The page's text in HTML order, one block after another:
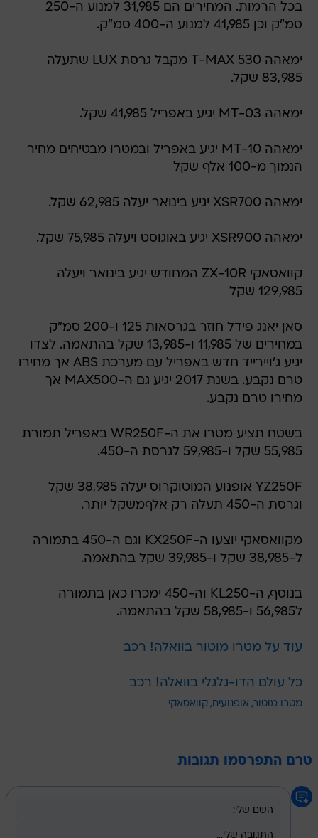
בכל הרמות. המחירים הם 31,985 למנוע ה-250
סמ"ק וכן 41,985 למנוע ה-400 סמ"ק.
ימאהה T-MAX 530 מקבל גרסת LUX שתעלה
83,985 שקל.
ימאהה MT-03 יגיע באפריל 41,985 שקל.
ימאהה MT-10 יגיע באפריל ובמטרו מבטיחים מחיר
הנמוך מ-100 אלף שקל
ימאהה XSR700 יגיע בינואר יעלה 62,985 שקל.
ימאהה XSR900 יגיע באוגוסט ויעלה 75,985 שקל.
קוואסאקי ZX-10R המחודש יגיע בינואר ויעלה
129,985 שקל
סאן יאנג פידל חוזר בגרסאות 125 ו-200 סמ"ק
במחירים של 11,985 ו-13,985 שקל בהתאמה. לצדו
יגיע ג'ויירייד חדש באפריל עם מערכת ABS אך מחירו
טרם נקבע. בשנת 2017 יגיע גם ה-MAX500 אך
מחירו טרם נקבע.
בשטח תציע מטרו את ה-WR250F באפריל תמורת
55,985 שקל ו-59,985 לגרסת ה-450.
YZ250F אופנוע המוטוקרוס יעלה 38,985 שקל
וגרסת ה-450 תעלה רק אלףמשקל יותר.
מקוואסאקי יוצעו ה-KX250F וגם ה-450 בתמורה
ל-38,985 שקל ו-39,985 שקל בהתאמה.
בנוסף, ה-KL250 וה-450 ימכרו כאן בתמורה
ל56,985 ו-58,985 שקל בהתאמה.
עוד על מטרו מוטור בוואלה! רכב
כל עולם הדו-גלגלי בוואלה! רכב
מטרו מוטור אופנועים קוואסאקי
טרם התפרסמו תגובות